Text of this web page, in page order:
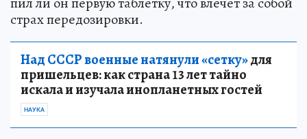
страх передозировки.
Над СССР военные натянули «сетку»для
пришельцев: как страна 13 лет тайно
искала и изучала инопланетных гостей
НАУКА